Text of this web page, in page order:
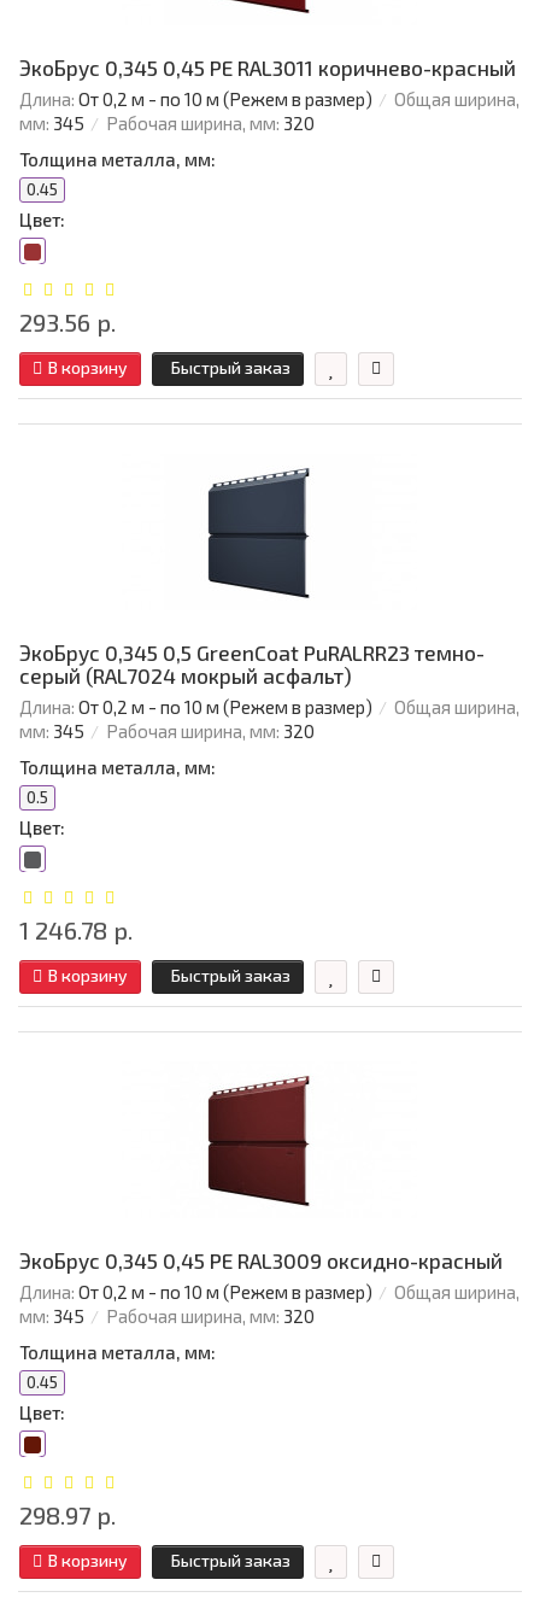
ЭкоБрус 0,345 0,45 PE RAL3011 коричнево-красный
Длина: От 0,2 м - по 10 м (Режем в размер)
Общая ширина,
мм: 345 Рабочая ширина, мм: 320
Толщина металла, мм:
0.45
Цвет:
293.56 р.
В корзину Быстрый заказ
ЭкоБрус 0,345 0,5 GreenCoat PuRALRR23 темно-
серый (RAL7024 мокрый асфальт)
Длина: От 0,2 м - по 10 м (Режем в размер)
Общая ширина,
мм: 345 Рабочая ширина, мм: 320
Толщина металла, мм:
0.5
Цвет:
1 246.78 р.
В корзину Быстрый заказ
ЭкоБрус 0,345 0,45 PE RAL3009 оксидно-красный
Длина: От 0,2 м - по 10 м (Режем в размер)
Общая ширина,
мм: 345 Рабочая ширина, мм: 320
Толщина металла, мм:
0.45
Цвет:
298.97 р.
В корзину Быстрый заказ